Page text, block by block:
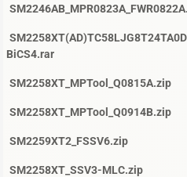
BiCS4.rar
SM2258XT_MPTool_Q0815A.zip
SM2258XT_MPTool_Q0914B.zip
SM2259XT2_FSSV6.zip
SM2258XT_SSV3-MLC.zip